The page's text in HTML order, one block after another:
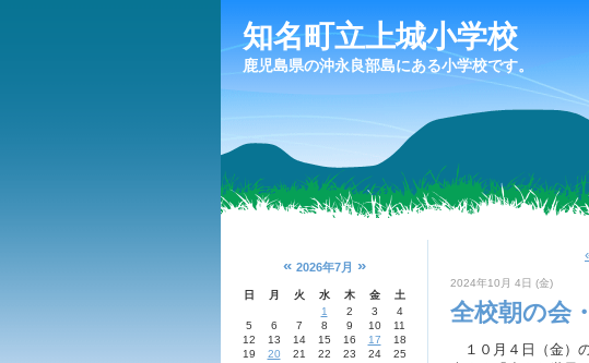
知名町立上城小学校
鹿児島県の沖永良部島にある小学校です。
« 2026年7月 »
日 月 火 水 木 金
土
1
2 3
4
5
6 7 8 9 10
11
12
13 14 15 16 17
18
19
20 21 22 23 24
25
2024年10月 4日 (金)
全校朝の会
１０月４日（金）